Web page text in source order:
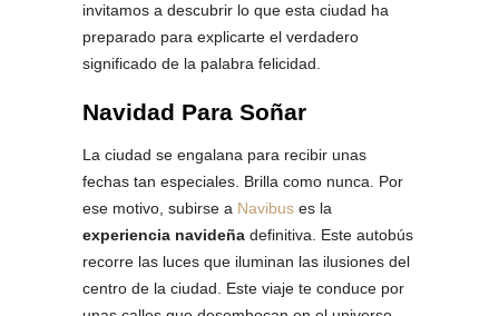
invitamos a descubrir lo que esta ciudad ha
preparado para explicarte el verdadero
significado de la palabra felicidad.
Navidad Para Soñar
La ciudad se engalana para recibir unas
fechas tan especiales. Brilla como nunca. Por
ese motivo, subirse a Navibus es la
experiencia navideña definitiva. Este autobús
recorre las luces que iluminan las ilusiones del
centro de la ciudad. Este viaje te conduce por